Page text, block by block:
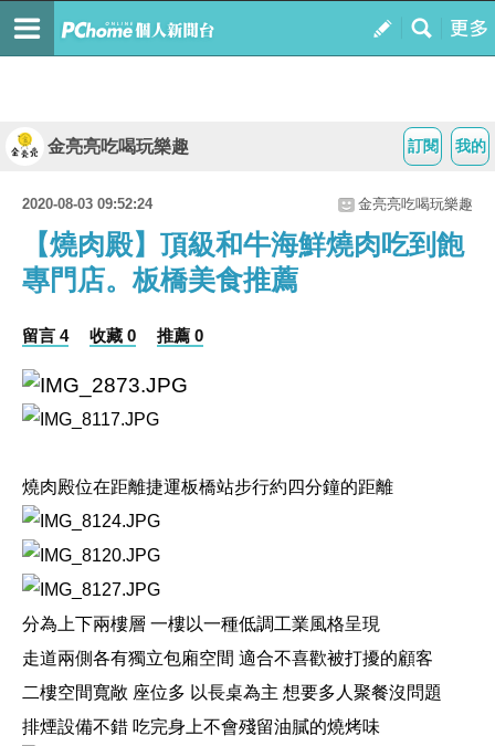
我的
訂閱
金亮亮吃喝玩樂趣
2020-08-03 09:52:24 金亮亮吃喝玩樂趣
【燒肉殿】頂級和牛海鮮燒肉吃到飽
專門店。板橋美食推薦
留言 4 收藏 0 推薦 0
燒肉殿位在距離捷運板橋站步行約四分鐘的距離
分為上下兩樓層 一樓以一種低調工業風格呈現
走道兩側各有獨立包廂空間 適合不喜歡被打擾的顧客
二樓空間寬敞 座位多 以長桌為主 想要多人聚餐沒問題
排煙設備不錯 吃完身上不會殘留油膩的燒烤味